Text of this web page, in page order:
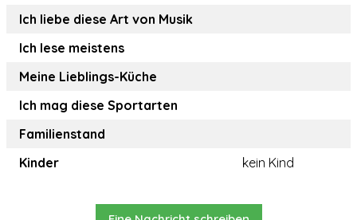
Ich liebe diese Art von Musik
Ich lese meistens
Meine Lieblings-Küche
Ich mag diese Sportarten
Familienstand
Kinder
kein Kind